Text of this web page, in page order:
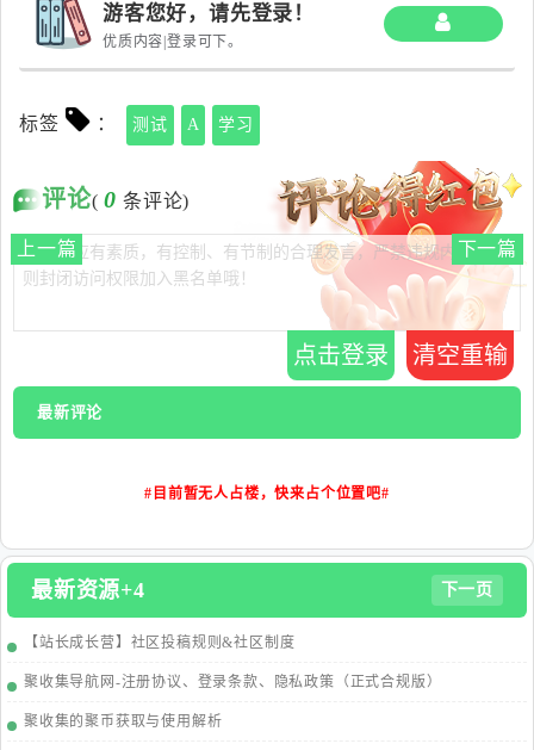
上一篇 下一篇
游客您好，请先登录！
优质内容|登录可下。
标签 ： 测试 A 学习
评论(0 条评论)
点击登录 清空重输
最新评论
#目前暂无人占楼，快来占个位置吧#
最新资源+4 下一页
【站长成长营】社区投稿规则&社区制度
聚收集导航网-注册协议、登录条款、隐私政策（正式合规版）
聚收集的聚币获取与使用解析